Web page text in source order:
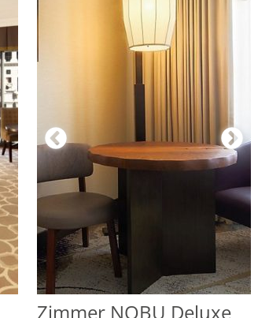
Zimmer NOBU Deluxe